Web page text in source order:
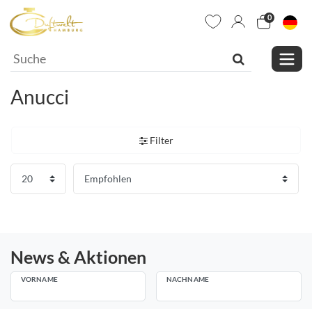
0
Anucci
Filter
News & Aktionen
VORNAME NACHNAME